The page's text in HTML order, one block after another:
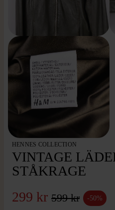
HENNES COLLECTION
VINTAGE
STÅKRAGE
299 kr 599 kr -50%